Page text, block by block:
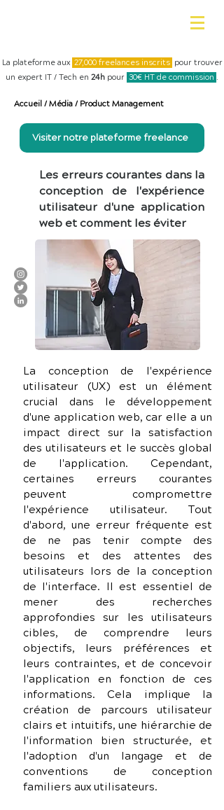
La plateforme aux 27,000 freelances inscrits pour trouver
un expert IT / Tech en 24h pour 30€ HT de commission .
Accueil / Média / Product Management
Visiter notre plateforme freelance
Les erreurs courantes dans la
conception de l'expérience
utilisateur d'une application
web et comment les éviter
La conception de l'expérience
utilisateur (UX) est un élément
crucial dans le développement
d'une application web, car elle a un
impact direct sur la satisfaction
des utilisateurs et le succès global
de l'application. Cependant,
certaines erreurs courantes
peuvent compromettre
l'expérience utilisateur. Tout
d'abord, une erreur fréquente est
de ne pas tenir compte des
besoins et des attentes des
utilisateurs lors de la conception
de l'interface. Il est essentiel de
mener des recherches
approfondies sur les utilisateurs
cibles, de comprendre leurs
objectifs, leurs préférences et
leurs contraintes, et de concevoir
l'application en fonction de ces
informations. Cela implique la
création de parcours utilisateur
clairs et intuitifs, une hiérarchie de
l'information bien structurée, et
l'adoption d'un langage et de
conventions de conception
familiers aux utilisateurs.